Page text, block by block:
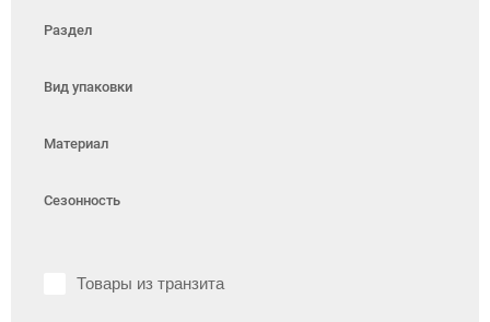
Раздел
Вид упаковки
Материал
Сезонность
Товары из транзита